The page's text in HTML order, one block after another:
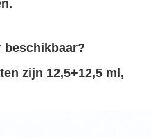
beschikbaar?
zijn 12,5+12,5 ml,